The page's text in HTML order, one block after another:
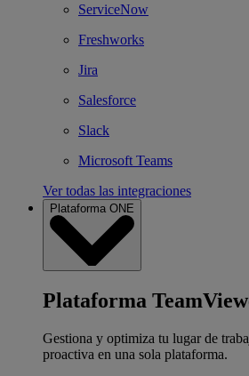
ServiceNow
Freshworks
Jira
Salesforce
Slack
Microsoft Teams
Ver todas las integraciones
Plataforma ONE
Plataforma
Gestiona y optimiza tu lugar de
proactiva en una sola plataforma.